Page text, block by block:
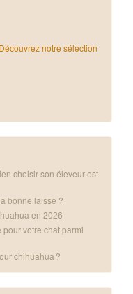
Découvrez notre sélection
choisir son éleveur est
bonne laisse ?
en 2026
votre chat parmi
chihuahua ?